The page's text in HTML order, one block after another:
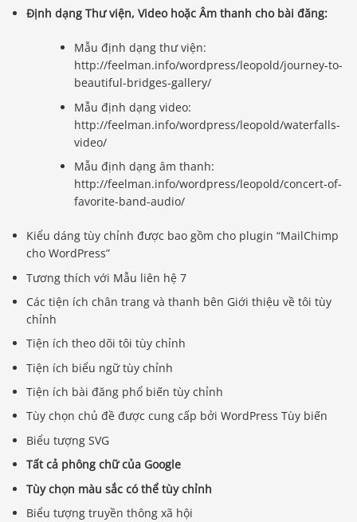
Định dạng Thư viện, Video hoặc Âm thanh cho bài đăng:
Mẫu định dạng thư viện:
http://feelman.info/wordpress/leopold/journey-to-
beautiful-bridges-gallery/
Mẫu định dạng video:
http://feelman.info/wordpress/leopold/waterfalls-
video/
Mẫu định dạng âm thanh:
http://feelman.info/wordpress/leopold/concert-of-
favorite-band-audio/
Kiểu dáng tùy chỉnh được bao gồm cho plugin “MailChimp
cho WordPress”
Tương thích với Mẫu liên hệ 7
Các tiện ích chân trang và thanh bên Giới thiệu về tôi tùy
chỉnh
Tiện ích theo dõi tôi tùy chỉnh
Tiện ích biểu ngữ tùy chỉnh
Tiện ích bài đăng phổ biến tùy chỉnh
Tùy chọn chủ đề được cung cấp bởi WordPress Tùy biến
Biểu tượng SVG
Tất cả phông chữ của Google
Tùy chọn màu sắc có thể tùy chỉnh
Biểu tượng truyền thông xã hội